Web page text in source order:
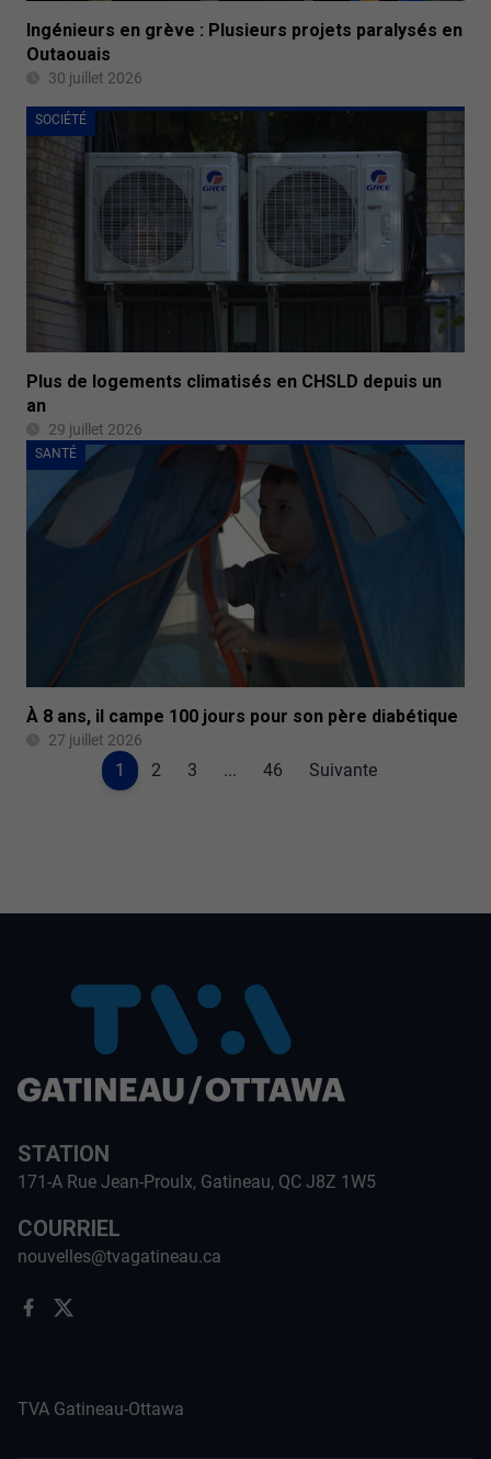
Ingénieurs en grève : Plusieurs projets paralysés en
Outaouais
30 juillet 2026
SOCIÉTÉ
Plus de logements climatisés en CHSLD depuis un
an
29 juillet 2026
SANTÉ
À 8 ans, il campe 100 jours pour son père diabétique
27 juillet 2026
1 2 3 ... 46 Suivante
STATION
171-A Rue Jean-Proulx, Gatineau, QC J8Z 1W5
COURRIEL
nouvelles@tvagatineau.ca
TVA Gatineau-Ottawa